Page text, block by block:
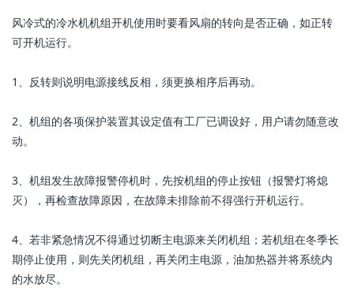
风冷式的冷水机机组开机使用时要看风扇的转向是否正确，如正转
可开机运行。
1、反转则说明电源接线反相，须更换相序后再动。
2、机组的各项保护装置其设定值有工厂已调设好，用户请勿随意改
动。
3、机组发生故障报警停机时，先按机组的停止按钮（报警灯将熄
灭），再检查故障原因，在故障未排除前不得强行开机运行。
4、若非紧急情况不得通过切断主电源来关闭机组；若机组在冬季长
期停止使用，则先关闭机组，再关闭主电源，油加热器并将系统内
的水放尽。